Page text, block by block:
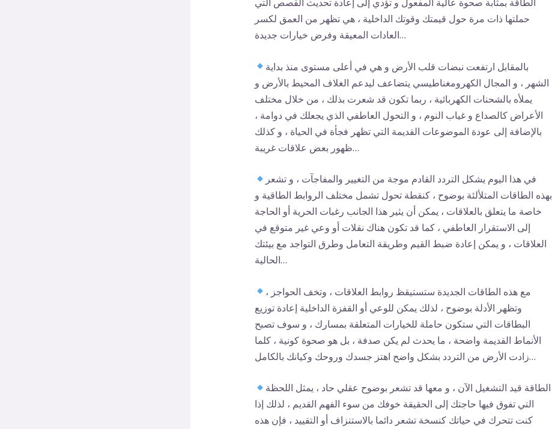
حملتها ذات مرة حول قيمتك وقوتك الداخلية ، هي تظهر من العمق لكسر
العادات المعيقة وفرض خيارات جديدة…
بالمقابل ارتفعت نبضات قلب الأرض و هي في أعلى مستوى منذ بداية
الشهر ، و المجال الكهرومغناطيسي يتضاعف ليدعم الغلاف المحيط بالأرض و
يملأه بالشحنات الكهربائية ، ربما تكون قد شعرت بذلك ، من خلال مختلف
الأعراض كالصداع و غياب النوم ، و التحول العاطفي الذي يجعلك في دوامة ،
بالإضافة إلى عودة الموضوعات القديمة التي تظهر فجأة في الحياة ، و كذلك
ظهور بعض علاقات غريبة…
في هذا اليوم يشكل التردد القادم موجة من التغيير والمفاجآت ، و تشعر
بهذه الطاقات المتلألئة بوضوح ، كنقطة تحول تشمل مختلف الروابط الطاقية و
خاصة ما يتعلق بالعلاقات ، يمكن أن يثير هذا الجانب رغبات الحرية أو الحاجة
إلى الاستقرار العاطفي ، كما قد تكون هناك نقلات أو وعي غير متوقع في
العلاقات ، و يمكن إعادة ضبط القيم وطريقة التعامل وطرق التواجد مع بيئتك
الحالية…
مع هذه الطاقات الجديدة ستستيقظ روابط العلاقات ، وتخف الحواجز ،
وتظهر الأدلة بوضوح ، لذلك يمكن للوعي أو القفزة الداخلية إعادة توزيع
البطاقات التي ستكون حاملة للخيارات المتعلقة بمسارك ، و سوف تصبح
الأنماط القديمة واضحة ، ما يحدث لم يكن صدفة ، بل هو صحوة كونية ، كلما
زادت الأرض من التردد بشكل واضح اهتز جسدك وروحك وكيانك بالكامل…
الطاقة قيد التشغيل الآن ، و معها قد تشعر بوضوح عقلي حاد ، يمثل اللحظة
التي تفوق فيها حاجتك إلى الحقيقة خوفك من سوء الفهم القديم ، لذلك إذا
كنت تتحرك في حياتك كنسخة تشعر دائما بالاستنزاف أو التقييد ، فإن هذه